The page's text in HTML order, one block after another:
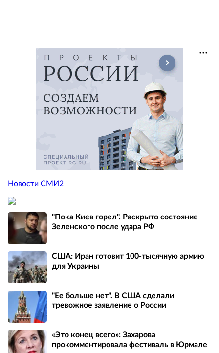
Новости СМИ2
"Пока Киев горел". Раскрыто состояние
Зеленского после удара РФ
США: Иран готовит 100-тысячную армию
для Украины
"Ее больше нет". В США сделали
тревожное заявление о России
«Это конец всего»: Захарова
прокомментировала фестиваль в Юрмале